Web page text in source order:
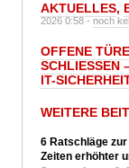
AKTUELLES,
2026 0:58 -noch
OFFENE
SCHLIESSEN
T-
WEITERE
6 Ratschläge
Zeiten erhöhter